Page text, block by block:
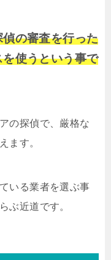
の審査を行った
使うという事で
の探偵で、厳格な
ます。
いる業者を選ぶ事
ぶ近道です。